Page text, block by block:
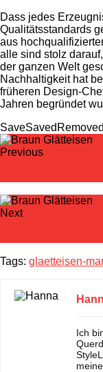
Dass jedes
Qualitätsstandards
aus
alle sind stolz
der ganzen Welt
Nachhaltigkeit hat
früheren Design-
Jahren begründet
SaveSaved Removed
Previous
Next
Tags: glaetteisen-
Ich